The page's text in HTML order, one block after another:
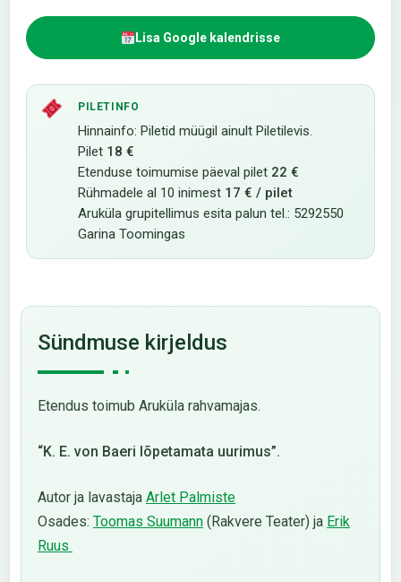
Lisa Google kalendrisse
PILETINFO
Hinnainfo: Piletid müügil ainult Piletilevis.
Pilet 18 €
Etenduse toimumise päeval pilet 22 €
Rühmadele al 10 inimest 17 € / pilet
Aruküla grupitellimus esita palun tel.: 5292550
Garina Toomingas
Sündmuse kirjeldus
Etendus toimub Aruküla rahvamajas.
“K. E. von Baeri lõpetamata uurimus”.
Autor ja lavastaja Arlet Palmiste
Osades: Toomas Suumann (Rakvere Teater) ja Erik
Ruus